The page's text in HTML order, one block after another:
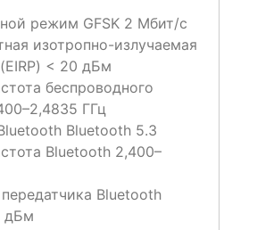
режим GFSK 2 Мбит/с
изотропно-излучаемая
< 20 дБм
беспроводного
ГГц
Bluetooth 5.3
Bluetooth 2,400–
Bluetooth
дБм